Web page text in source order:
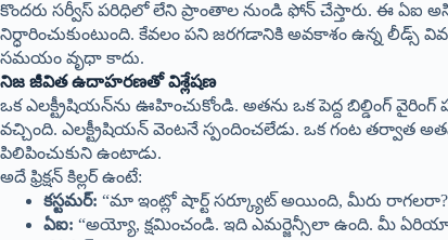
కొందరు సర్వీస్ పరిధిలో లేని ప్రాంతాల నుండి ఫోన్ చేస్తారు. ఈ ఏఐ
నిర్ధారించుకుంటుంది. కేవలం పని జరగడానికి అవకాశం ఉన్న
సమయం వృధా కాదు.
నిజ జీవిత ఉదాహరణతో విశ్లేషణ
ఒక ఎలక్ట్రీషియన్‌ను ఊహించుకోండి. అతను ఒక పెద్ద బిల్డింగ్
వచ్చింది. ఎలక్ట్రీషియన్ వెంటనే స్పందించలేడు. ఒక గంట తర్వాత
పిలిపించుకుని ఉంటాడు.
అదే ఫ్రిక్షన్ కిల్లర్ ఉంటే:
కస్టమర్: “మా ఇంట్లో షార్ట్ సర్క్యూట్ అయింది, మీరు
ఏఐ: “అయ్యో, క్షమించండి. ఇది ఎమర్జెన్సీలా ఉంది. మీ ఏరియా